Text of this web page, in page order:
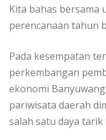
Kita bahas bersama
perencanaan tahun
Pada kesempatan
perkembangan
ekonomi
pariwisata daerah
salah satu daya tarik